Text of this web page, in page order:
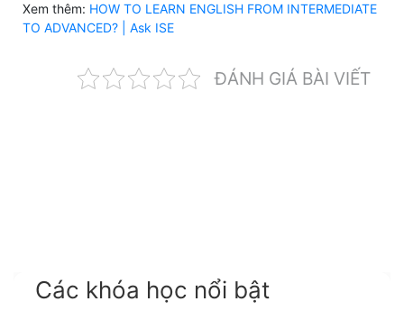
Xem thêm: HOW TO LEARN ENGLISH FROM INTERMEDIATE
TO ADVANCED? | Ask ISE
ĐÁNH GIÁ BÀI VIẾT
Các khóa học nổi bật